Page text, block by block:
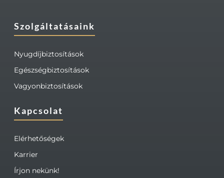
Szolgáltatásaink
Nyugdíjbiztosítások
Egészségbiztosítások
Vagyonbiztosítások
Kapcsolat
Elérhetőségek
Karrier
Írjon nekünk!